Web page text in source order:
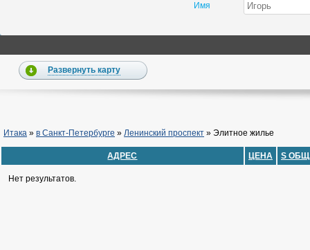
Имя
Развернуть карту
Итака » в Санкт-Петербурге » Ленинский проспект » Элитное жилье
АДРЕС ЦЕНА S
Нет результатов.